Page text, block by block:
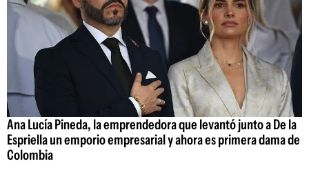
Ana Lucía Pineda, la emprendedora que levantó junto a De la
Espriella un emporio empresarial y ahora es primera dama de
Colombia